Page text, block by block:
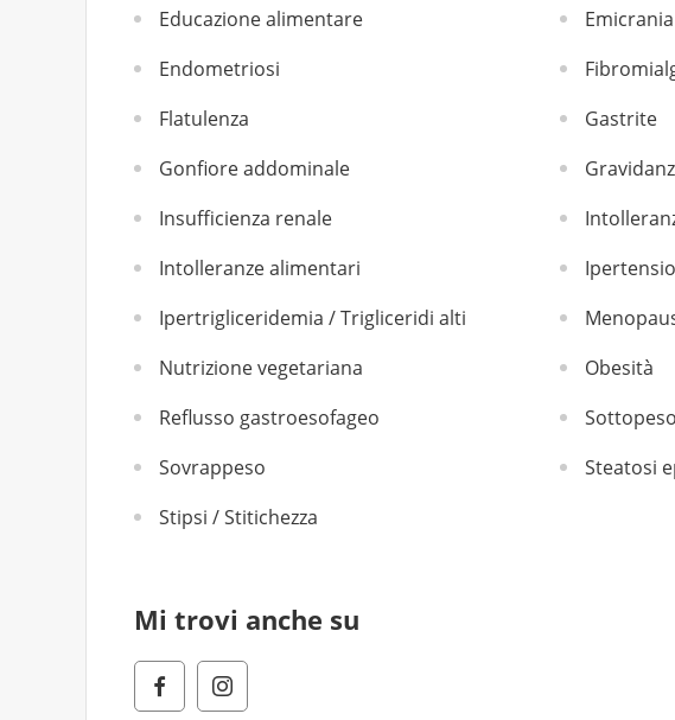
Educazione alimentare
Emicrania
Endometriosi
Flatulenza
Gastrite
Gonfiore addominale
Insufficienza renale
Intolleranze alimentari
Ipertrigliceridemia / Trigliceridi alti
Nutrizione vegetariana
Obesità
Reflusso gastroesofageo
Sottopeso
Sovrappeso
Steatosi
Stipsi / Stitichezza
Mi trovi anche su